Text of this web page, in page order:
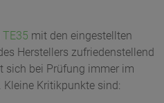
mit den eingestellten
Herstellers zufriedenstellend
sich bei Prüfung immer im
Kritikpunkte sind: